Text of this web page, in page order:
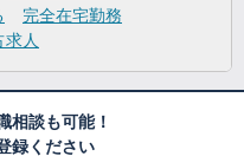
完全在宅勤務
求人
相談も可能！
録ください